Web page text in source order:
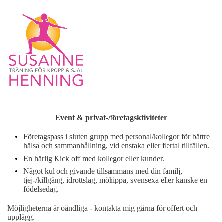
Event & privat-/företagsktiviteter
Företagspass i sluten grupp med personal/kollegor för bättre
hälsa och sammanhållning, vid enstaka eller flertal tillfällen.
En härlig Kick off med kollegor eller kunder.
Något kul och givande tillsammans med din familj,
tjej-/killgäng, idrottslag, möhippa, svensexa eller kanske en
födelsedag.
Möjligheterna är oändliga - kontakta mig gärna för offert och
upplägg.